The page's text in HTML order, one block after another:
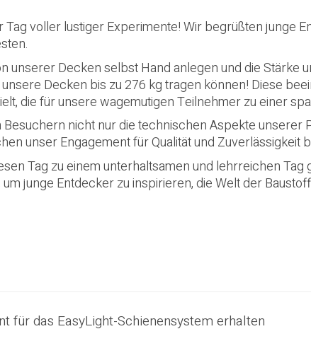
voller lustiger Experimente! Wir begrüßten junge
unserer Decken selbst Hand anlegen und die Stärke
Decken bis zu 276 kg tragen können! Diese
die für unsere wagemutigen Teilnehmer zu einer
nicht nur die technischen Aspekte unserer
unser Engagement für Qualität und
Tag zu einem unterhaltsamen und lehrreichen
junge Entdecker zu inspirieren, die Welt der
für das EasyLight-Schienensystem erhalten